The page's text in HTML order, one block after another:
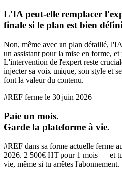
L'IA peut-elle remplacer
finale si le plan est bien
Non, même avec un plan détaillé,
un assistant pour la mise en forme,
L'intervention de l'expert reste
injecter sa voix unique, son style et
font la valeur du contenu.
#REF ferme le 30 juin 2026
Paie un mois.
Garde la plateforme à vie.
#REF dans sa forme actuelle ferme
2026. 2 500€ HT pour 1 mois — et
vie, même si tu arrêtes l'abonnement.